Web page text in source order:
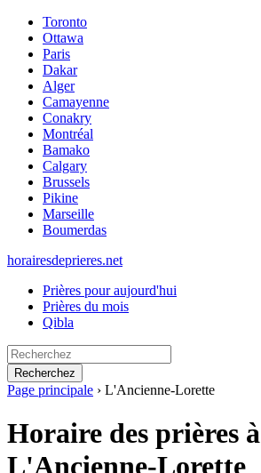
Toronto
Ottawa
Paris
Dakar
Alger
Camayenne
Conakry
Montréal
Bamako
Calgary
Brussels
Pikine
Marseille
Boumerdas
horairesdeprieres.net
Prières pour aujourd'hui
Prières du mois
Qibla
Recherchez
Page principale › L'Ancienne-Lorette
Horaire des prières à
L'Ancienne-Lorette